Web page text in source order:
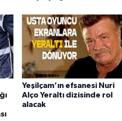
Yeşilçam’ın efsanesi Nuri
Alço Yeraltı dizisinde rol
alacak